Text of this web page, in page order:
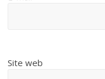
Site web